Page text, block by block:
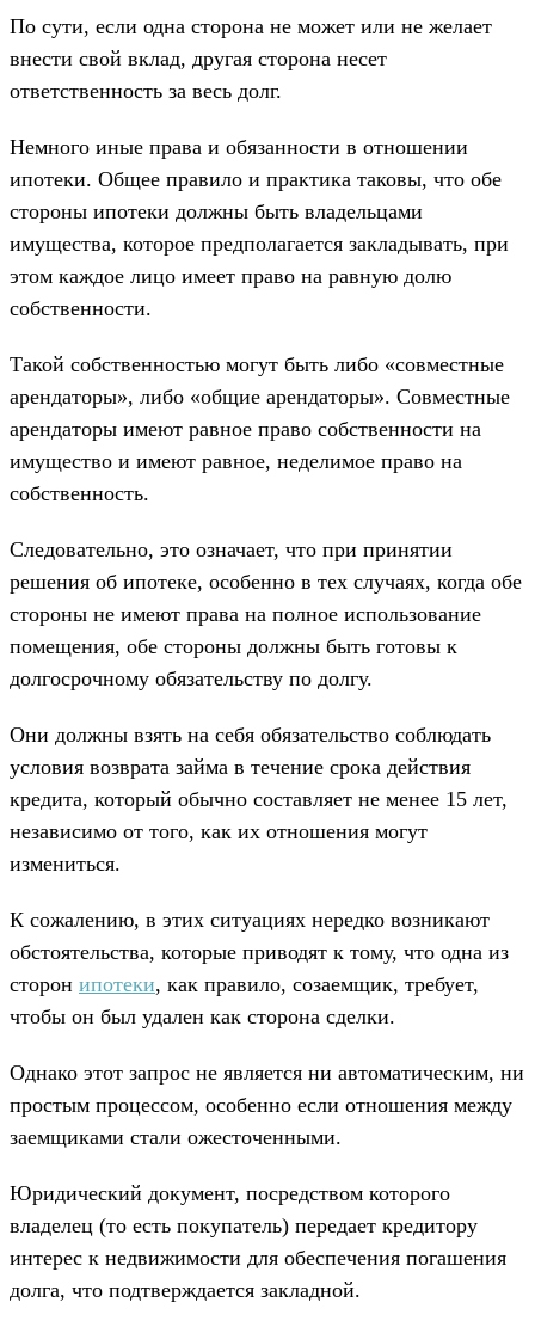
По сути, если одна сторона не может или не желает
внести свой вклад, другая сторона несет
ответственность за весь долг.
Немного иные права и обязанности в отношении
ипотеки. Общее правило и практика таковы, что обе
стороны ипотеки должны быть владельцами
имущества, которое предполагается закладывать, при
этом каждое лицо имеет право на равную долю
собственности.
Такой собственностью могут быть либо «совместные
арендаторы», либо «общие арендаторы». Совместные
арендаторы имеют равное право собственности на
имущество и имеют равное, неделимое право на
собственность.
Следовательно, это означает, что при принятии
решения об ипотеке, особенно в тех случаях, когда обе
стороны не имеют права на полное использование
помещения, обе стороны должны быть готовы к
долгосрочному обязательству по долгу.
Они должны взять на себя обязательство соблюдать
условия возврата займа в течение срока действия
кредита, который обычно составляет не менее 15 лет,
независимо от того, как их отношения могут
измениться.
К сожалению, в этих ситуациях нередко возникают
обстоятельства, которые приводят к тому, что одна из
сторон ипотеки, как правило, созаемщик, требует,
чтобы он был удален как сторона сделки.
Однако этот запрос не является ни автоматическим, ни
простым процессом, особенно если отношения между
заемщиками стали ожесточенными.
Юридический документ, посредством которого
владелец (то есть покупатель) передает кредитору
интерес к недвижимости для обеспечения погашения
долга, что подтверждается закладной.